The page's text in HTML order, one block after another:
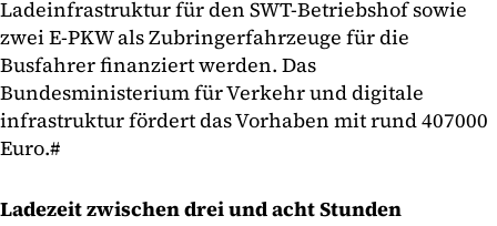
Ladeinfrastruktur für den SWT-Betriebshof sowie
zwei E-PKW als Zubringerfahrzeuge für die
Busfahrer finanziert werden. Das
Bundesministerium für Verkehr und digitale
infrastruktur fördert das Vorhaben mit rund 407000
Euro.#
Ladezeit zwischen drei und acht Stunden